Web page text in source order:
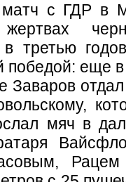
с ГДР в
в третью
победой: еще
Заваров
мяч в